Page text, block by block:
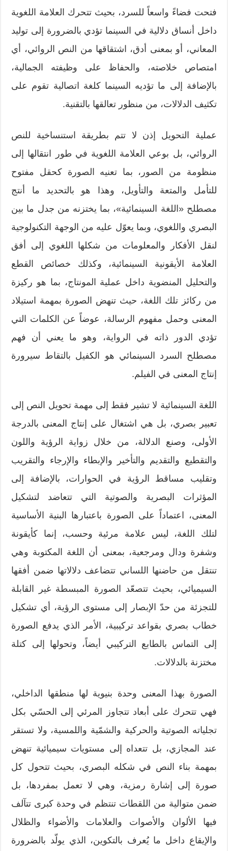
فتحت فضاءً واسعاً للسرد، بحيث تتحرك العلامة اللغوية
داخل أنساق دلالية في السينما تؤدي بالضرورة إلى توليد
المعاني، أو بمعنى أدق، اشتقاقها من النص الروائي، أي
امتصاص خلاصته، والحفاظ على وظيفته الجمالية،
بالإضافة إلى ما تؤديه السينما كلغة اتصالية تقوم على
تكثيف الدلالات، من منظور تعالقها بالتقنية.
عملية التحويل إذن لا تتم بطريقة استنساخية للنص
الروائي، بل بوعي العلامة اللغوية في طور انتقالها إلى
منظومة من الصور، بما تعنيه الصورة كحقل مفتوح
للتأمل والمتعة والتأويل، وهذا هو بالتحديد ما أنتج
مصطلح «اللغة السينمائية»، بما يختزنه من جدل ما بين
البصري واللغوي، وبما يعوّل عليه من الوجهة التكنولوجية
لنقل الأفكار والمعلومات من شكلها اللغوي إلى أفق
العلامة الأيقونية السينمائية، وكذلك خصائص القطع
والتحليل المنضوية داخل عملية المونتاج، بما هو ركيزة
من ركائز تلك اللغة، حيث تنهض الصورة بمهمة استيلاد
المعنى وحمل مفهوم الرسالة، عوضاً عن الكلمات التي
تؤدي الدور ذاته في الرواية، وهو ما يعني أن فهم
مصطلح السرد السينمائي هو الكفيل بالتقاط سيرورة
إنتاج المعنى في الفيلم.
اللغة السينمائية لا تشير فقط إلى مهمة تحويل النص إلى
تعبير بصري، بل هي اشتغال على إنتاج المعنى بالدرجة
الأولى، وصنع الدلالة، من خلال زواية الرؤية واللون
والتقطيع والتقديم والتأخير والإبطاء والإرجاء والتقريب
وتقليب مساقط الرؤية في الحوارات، بالإضافة إلى
المؤثرات البصرية والصوتية التي تتعاضد لتشكيل
المعنى، اعتماداً على الصورة باعتبارها البنية الأساسية
لتلك اللغة، ليس علامة مرئية وحسب، إنما كأيقونة
وشفرة ودال ومرجعية، بمعنى أن اللغة المكتوبة وهي
تنتقل من حاضنها اللساني تتضاعف دلالاتها ضمن أفقها
السيميائي، بحيث تتصعّد الصورة المبسطة غير القابلة
للتجزئة من حدّ الإبصار إلى مستوى الرؤية، أي تشكيل
خطاب بصري بقواعد تركيبية، الأمر الذي يدفع الصورة
إلى التماس بالطابع التركيبي أيضاً، وتحولها إلى كتلة
مختزنة بالدلالات.
الصورة بهذا المعنى وحدة بنيوية لها منطقها الداخلي،
فهي تتحرك على أبعاد تتجاوز المرئي إلى الحسّي بكل
تجلياته الصوتية والحركية والشمّية واللمسية، ولا تستقر
عند المجازي، بل تتعداه إلى مستويات سيميائية تنهض
بمهمة بناء النص في شكله البصري، بحيث تتحول كل
صورة إلى إشارة رمزية، وهي لا تعمل بمفردها، بل
ضمن متوالية من اللقطات تنتظم في وحدة كبرى تتآلف
فيها الألوان والأصوات والعلامات والأضواء والظلال
والإيقاع داخل ما يُعرف بالتكوين، الذي يولّد بالضرورة